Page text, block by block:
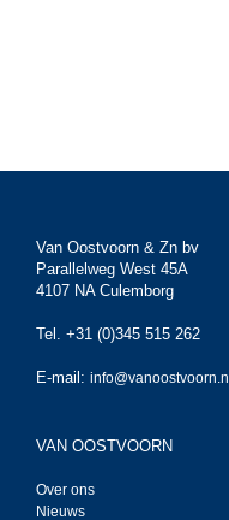
Van Oostvoorn & Zn bv
Parallelweg West 45A
4107 NA Culemborg
Tel. +31 (0)345 515 262
E-mail: info@vanoostvoorn.nl
VAN OOSTVOORN
Over ons
Nieuws